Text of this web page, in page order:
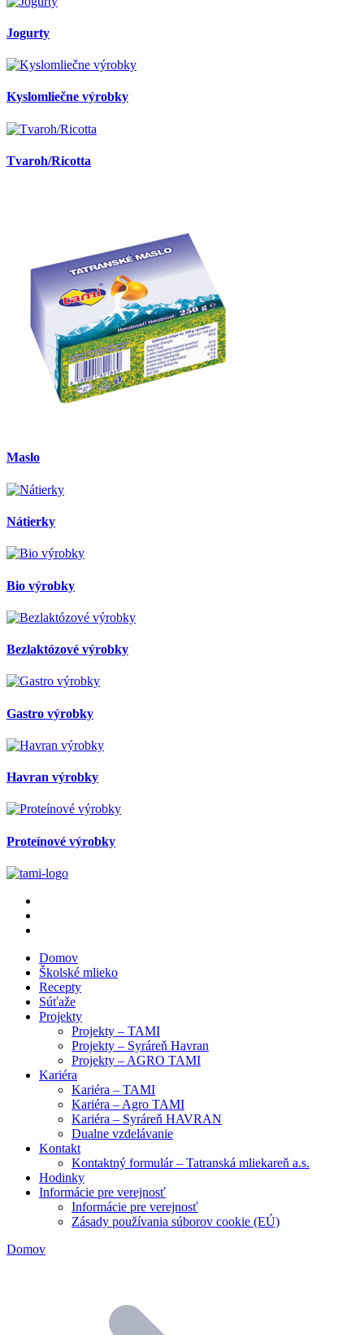
Jogurty
Kyslomliečne výrobky
Tvaroh/Ricotta
Maslo
Nátierky
Bio výrobky
Bezlaktózové výrobky
Gastro výrobky
Havran výrobky
Proteínové výrobky
Domov
Školské mlieko
Recepty
Súťaže
Projekty
Projekty – TAMI
Projekty – Syráreň Havran
Projekty – AGRO TAMI
Kariéra
Kariéra – TAMI
Kariéra – Agro TAMI
Kariéra – Syráreň HAVRAN
Dualne vzdelávanie
Kontakt
Kontaktný formulár – Tatranská mliekareň a.s.
Hodinky
Informácie pre verejnosť
Informácie pre verejnosť
Zásady používania súborov cookie (EÚ)
Domov